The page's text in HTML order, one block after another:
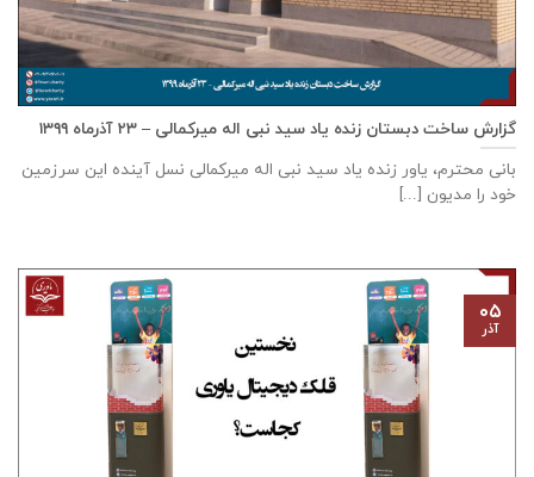
گزارش ساخت دبستان زنده ياد سيد نبی اله ميركمالی – ۲۳ آذر‌ماه ۱۳۹۹
بانی محترم، یاور زنده ياد سيد نبی اله ميركمالی نسل آینده این سرزمین
خود را مدیون [...]
۰۵
آذر